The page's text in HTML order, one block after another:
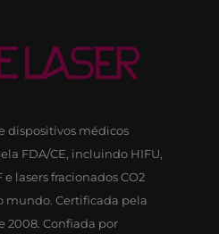
dispositivos médicos
FDA/CE, incluindo HIFU,
lasers fracionados CO2
mundo. Certificada pela
2008. Confiada por